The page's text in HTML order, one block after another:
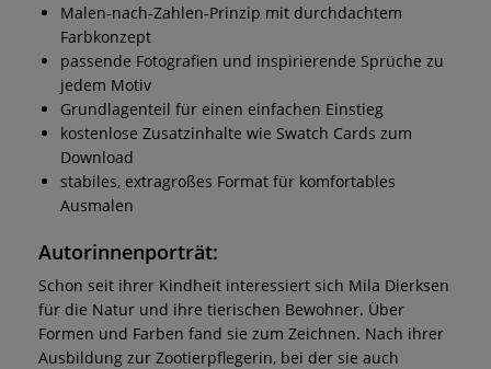
Malen-nach-Zahlen-Prinzip mit durchdachtem
Farbkonzept
passende Fotografien und inspirierende Sprüche zu
jedem Motiv
Grundlagenteil für einen einfachen Einstieg
kostenlose Zusatzinhalte wie Swatch Cards zum
Download
stabiles, extragroßes Format für komfortables
Ausmalen
Autorinnenporträt:
Schon seit ihrer Kindheit interessiert sich Mila Dierksen
für die Natur und ihre tierischen Bewohner. Über
Formen und Farben fand sie zum Zeichnen. Nach ihrer
Ausbildung zur Zootierpflegerin, bei der sie auch